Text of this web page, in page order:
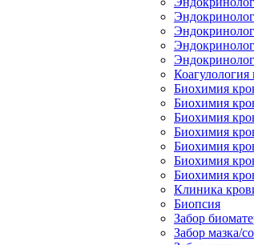
Биохимия
Биохимия
Биохимия
Биохимия
Биохимия
Биохимия
Биохимия
Клиника
Биопсия
Забор
Забор мазка/